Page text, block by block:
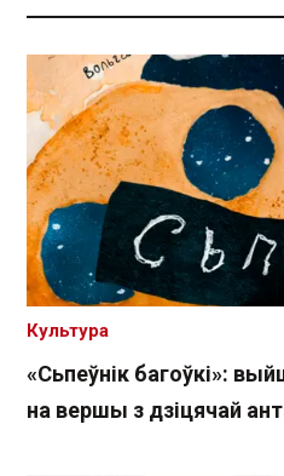
«Сьпеўнік багоўкі»:
на вершы з дзіцячай
Культура